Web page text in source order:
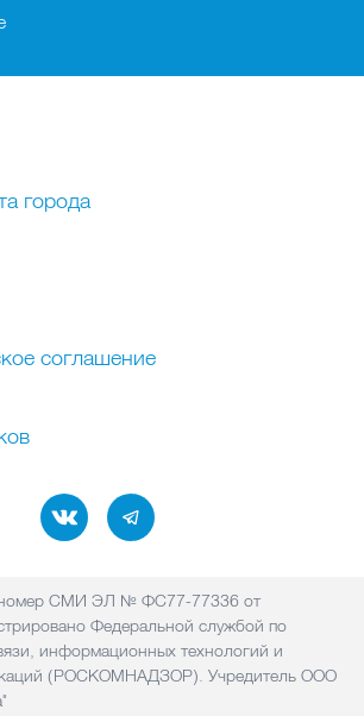
города
соглашение
номер СМИ ЭЛ № ФС77-77336 от
Федеральной службой по
информационных технологий и
(РОСКОМНАДЗОР). Учредитель ООО